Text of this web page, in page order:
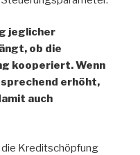
jeglicher
ob die
kooperiert. Wenn
erhöht,
auch
die Kreditschöpfung